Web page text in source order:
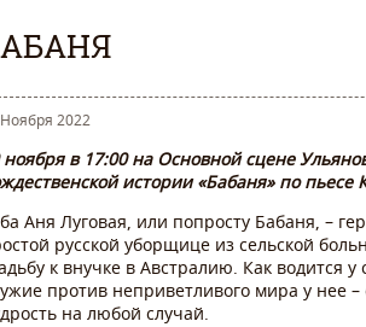
2022
ноября в 17:00 на Основной сцене
истории «Бабаня» по пьесе
Аня Луговая, или попросту Бабаня, –
русской уборщице из сельской
к внучке в Австралию. Как водится
против неприветливого мира у нее
на любой случай.